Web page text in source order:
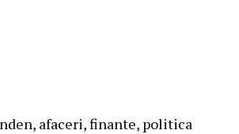
afaceri, finante, politica